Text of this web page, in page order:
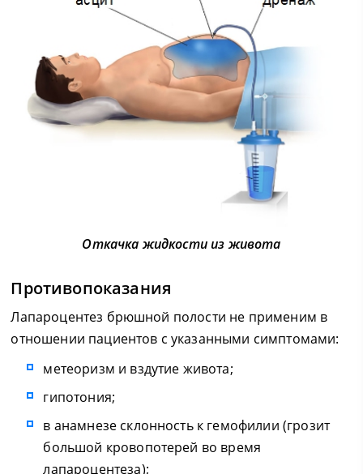
Откачка жидкости из живота
Противопоказания
Лапароцентез брюшной полости не применим в
отношении пациентов с указанными симптомами:
метеоризм и вздутие живота;
гипотония;
в анамнезе склонность к гемофилии (грозит
большой кровопотерей во время
лапароцентеза);